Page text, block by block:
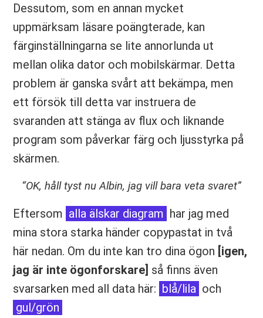
Dessutom, som en annan mycket
uppmärksam läsare poängterade, kan
färginställningarna se lite annorlunda ut
mellan olika dator och mobilskärmar. Detta
problem är ganska svårt att bekämpa, men
ett försök till detta var instruera de
svaranden att stänga av flux och liknande
program som påverkar färg och ljusstyrka på
skärmen.
“OK, håll tyst nu Albin, jag vill bara veta svaret”
Eftersom alla älskar diagram har jag med
mina stora starka händer copypastat in två
här nedan. Om du inte kan tro dina ögon [igen,
jag är inte ögonforskare] så finns även
svarsarken med all data här: blå/lila och
gul/grön